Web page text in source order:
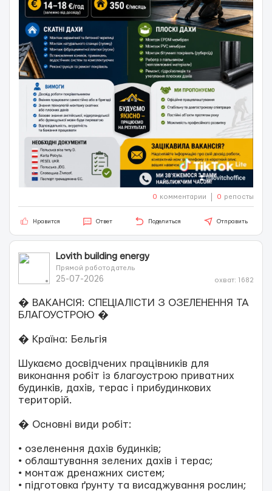
0 комментарии 0 репосты
Нравится Ответ Поделиться Отправить
Lovith building energy
Прямой работодатель
25-07-2026 охват: 1682
� ВАКАНСІЯ: СПЕЦІАЛІСТИ З ОЗЕЛЕНЕННЯ ТА
БЛАГОУСТРОЮ �
� Країна: Бельгія
Шукаємо досвідчених працівників для
виконання робіт із благоустрою приватних
будинків, дахів, терас і прибудинкових
територій.
� Основні види робіт:
• озеленення дахів будинків;
• облаштування зелених дахів і терас;
• монтаж дренажних систем;
• підготовка ґрунту та висаджування рослин;